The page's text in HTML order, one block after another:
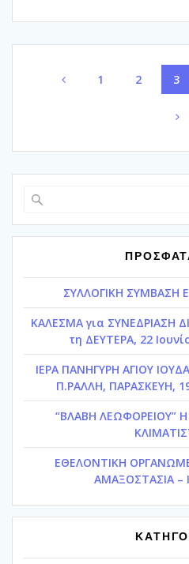
navigation
Page
1 Page
2 3
ΣΥΛΛΟΓΙΚΗ ΣΥΜΒΑΣΗ
ΚΑΛΕΣΜΑ για ΣΥΝΕΔΡΙΑΣΗ
τη ΔΕΥΤΕΡΑ, 22
ΙΕΡΑ ΠΑΝΗΓΥΡΗ ΑΓΙΟΥ
Π.ΡΑΛΛΗ, ΠΑΡΑΣΚΕΥΗ,
“ΒΛΑΒΗ ΛΕΩΦΟΡΕΙΟΥ”
ΕΘΕΛΟΝΤΙΚΗ
ΑΜΑΞΟΣΤΑΣΙΑ –